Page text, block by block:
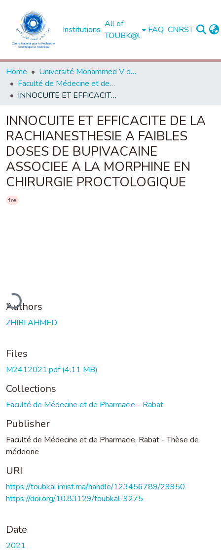
Institutions
All of
TOUBK@l
FAQ CNRST
Home
Université Mohammed V de Rabat
Faculté de Médecine et de Pharmacie - Rabat
INNOCUITE ET EFFICACITE DE LA RACHIANESTHESIE A FAIBLES DOSES DE BUPIVACAINE ASSOCIEE A LA MORPHINE EN CHIRURGIE PROCTOLOGIQUE
INNOCUITE ET EFFICACITE DE LA
RACHIANESTHESIE A FAIBLES
DOSES DE BUPIVACAINE
ASSOCIEE A LA MORPHINE EN
CHIRURGIE PROCTOLOGIQUE
fre
Loading...
Authors
ZHIRI AHMED
Files
M2412021.pdf(4.11 MB)
Collections
Faculté de Médecine et de Pharmacie - Rabat
Publisher
Faculté de Médecine et de Pharmacie, Rabat - Thèse de
médecine
URI
https://toubkal.imist.ma/handle/123456789/29950
https://doi.org/10.83129/toubkal-9275
Date
2021